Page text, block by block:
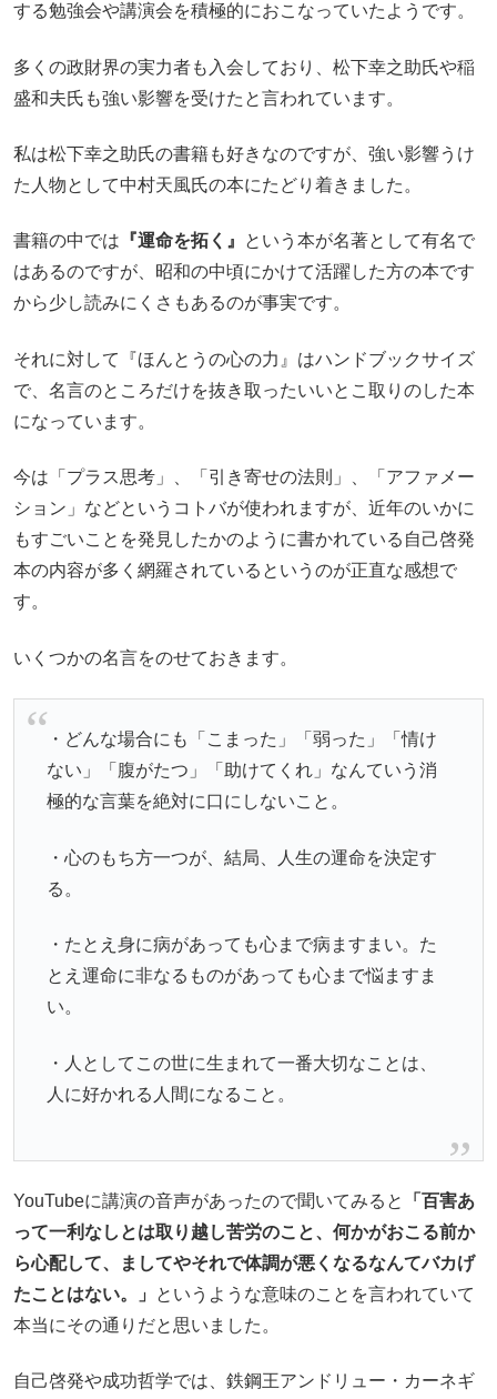
する勉強会や講演会を積極的におこなっていたようです。
多くの政財界の実力者も入会しており、松下幸之助氏や稲
盛和夫氏も強い影響を受けたと言われています。
私は松下幸之助氏の書籍も好きなのですが、強い影響うけ
た人物として中村天風氏の本にたどり着きました。
書籍の中では 『運命を拓く』
という本が名著として有名で
はあるのですが、昭和の中頃にかけて活躍した方の本です
から少し読みにくさもあるのが事実です。
それに対して『ほんとうの心の力』はハンドブックサイズ
で、名言のところだけを抜き取ったいいとこ取りのした本
になっています。
今は「プラス思考」、「引き寄せの法則」、「アファメー
ション」などというコトバが使われますが、近年のいかに
もすごいことを発見したかのように書かれている自己啓発
本の内容が多く網羅されているというのが正直な感想で
す。
いくつかの名言をのせておきます。
・どんな場合にも「こまった」「弱った」「情け
ない」「腹がたつ」「助けてくれ」なんていう消
極的な言葉を絶対に口にしないこと。
・心のもち方一つが、結局、人生の運命を決定す
る。
・たとえ身に病があっても心まで病ますまい。た
とえ運命に非なるものがあっても心まで悩ますま
い。
・人としてこの世に生まれて一番大切なことは、
人に好かれる人間になること。
YouTubeに講演の音声があったので聞いてみると 「 百害あ
って一利なしとは取り越し苦労のこと、何かがおこる前か
ら心配して、ましてやそれで体調が悪くなるなんてバカげ
たことはない。」
というような意味のことを言われていて
本当にその通りだと思いました。
自己啓発や成功哲学では、鉄鋼王アンドリュー・カーネギ